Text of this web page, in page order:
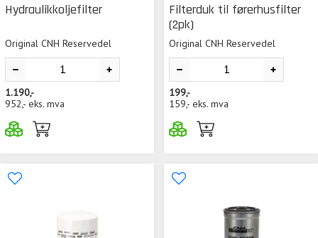
Hydraulikkoljefilter
Original CNH Reservedel
1.190,-
952,- eks. mva
Filterduk til førerhusfilter
(2pk)
Original CNH Reservedel
199,-
159,- eks. mva